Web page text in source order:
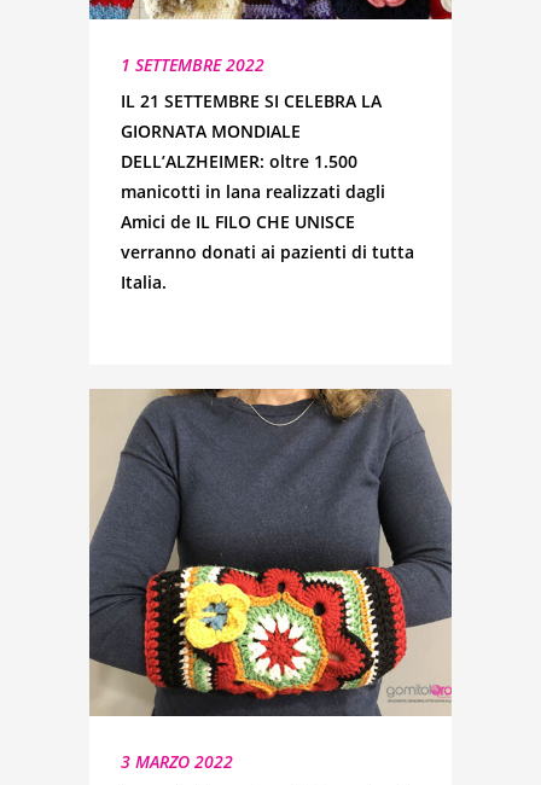
1 SETTEMBRE 2022
IL 21 SETTEMBRE SI CELEBRA LA
GIORNATA MONDIALE
DELL’ALZHEIMER: oltre 1.500
manicotti in lana realizzati dagli
Amici de IL FILO CHE UNISCE
verranno donati ai pazienti di tutta
Italia.
3 MARZO 2022